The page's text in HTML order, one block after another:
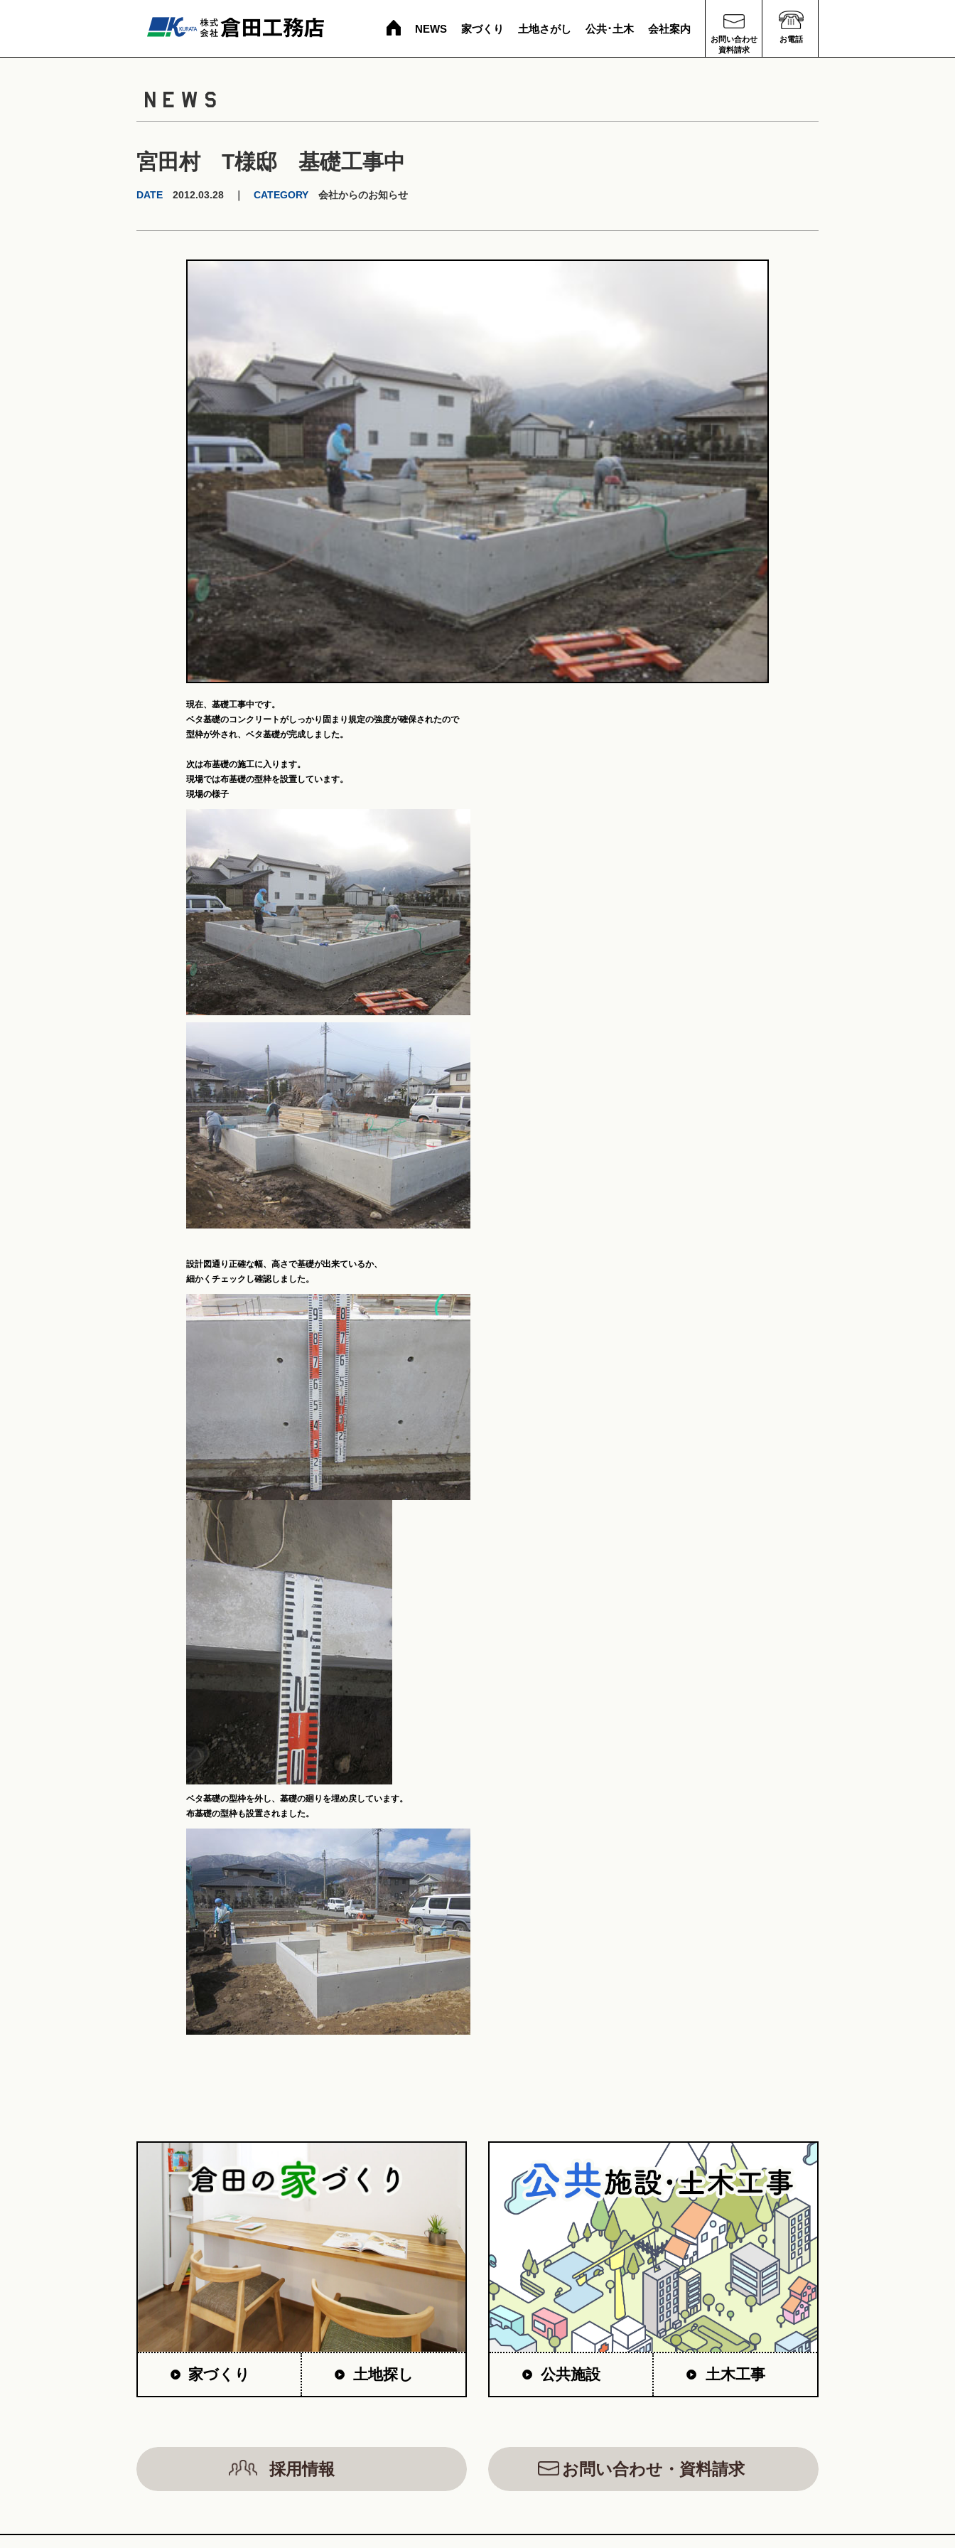
NEWS 家づくり 土地さがし 公共･土木 会社案内
お問い合わせ
資料請求
お電話
NEWS
宮田村 T様邸 基礎工事中
DATE 2012.03.28 ｜ CATEGORY 会社からのお知らせ
現在、基礎工事中です。
ベタ基礎のコンクリートがしっかり固まり規定の強度が確保されたので
型枠が外され、ベタ基礎が完成しました。
次は布基礎の施工に入ります。
現場では布基礎の型枠を設置しています。
現場の様子
設計図通り正確な幅、高さで基礎が出来ているか、
細かくチェックし確認しました。
ベタ基礎の型枠を外し、基礎の廻りを埋め戻しています。
布基礎の型枠も設置されました。
家づくり 土地探し 公共施設 土木工事
採用情報 お問い合わせ・資料請求